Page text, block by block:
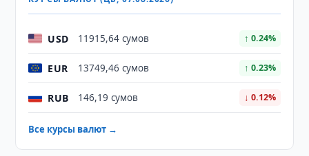
USD 11915,64 сумов ↑ 0.24%
EUR 13749,46 сумов ↑ 0.23%
RUB 146,19 сумов ↓ 0.12%
Все курсы валют →